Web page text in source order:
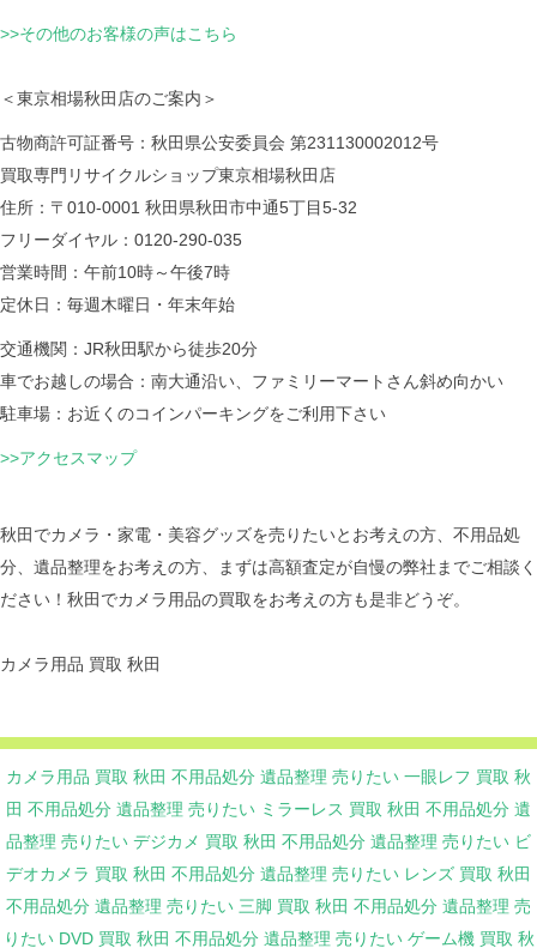
>>その他のお客様の声はこちら
＜東京相場秋田店のご案内＞
古物商許可証番号：秋田県公安委員会 第231130002012号
買取専門リサイクルショップ東京相場秋田店
住所：〒010-0001 秋田県秋田市中通5丁目5-32
フリーダイヤル：0120-290-035
営業時間：午前10時～午後7時
定休日：毎週木曜日・年末年始
交通機関：JR秋田駅から徒歩20分
車でお越しの場合：南大通沿い、ファミリーマートさん斜め向かい
駐車場：お近くのコインパーキングをご利用下さい
>>アクセスマップ
秋田でカメラ・家電・美容グッズを売りたいとお考えの方、不用品処
分、遺品整理をお考えの方、まずは高額査定が自慢の弊社までご相談く
ださい！秋田でカメラ用品の買取をお考えの方も是非どうぞ。
カメラ用品 買取 秋田
カメラ用品 買取 秋田 不用品処分 遺品整理 売りたい 一眼レフ 買取 秋
田 不用品処分 遺品整理 売りたい ミラーレス 買取 秋田 不用品処分 遺
品整理 売りたい デジカメ 買取 秋田 不用品処分 遺品整理 売りたい ビ
デオカメラ 買取 秋田 不用品処分 遺品整理 売りたい レンズ 買取 秋田
不用品処分 遺品整理 売りたい 三脚 買取 秋田 不用品処分 遺品整理 売
りたい DVD 買取 秋田 不用品処分 遺品整理 売りたい ゲーム機 買取 秋